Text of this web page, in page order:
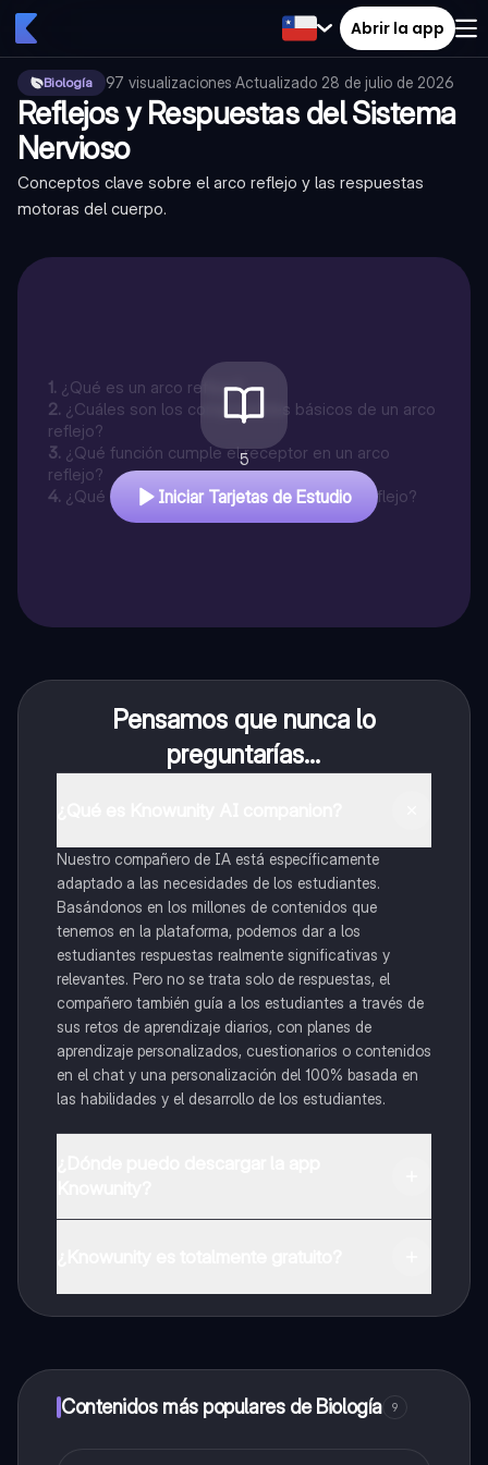
Abrir la app
Biología 97 visualizaciones·Actualizado 28 de julio de 2026
Reflejos y Respuestas del Sistema
Nervioso
Conceptos clave sobre el arco reflejo y las respuestas
motoras del cuerpo.
1. ¿Qué es un arco reflejo?
2. ¿Cuáles son los componentes básicos de un arco
reflejo?
3. ¿Qué función cumple el receptor en un arco
reflejo?
4. ¿Qué tipo de respuesta genera un arco reflejo?
5
Iniciar Tarjetas de Estudio
Pensamos que nunca lo
preguntarías...
Nuestro compañero de IA está específicamente
adaptado a las necesidades de los estudiantes.
Basándonos en los millones de contenidos que
tenemos en la plataforma, podemos dar a los
estudiantes respuestas realmente significativas y
relevantes. Pero no se trata solo de respuestas, el
compañero también guía a los estudiantes a través de
sus retos de aprendizaje diarios, con planes de
aprendizaje personalizados, cuestionarios o contenidos
en el chat y una personalización del 100% basada en
las habilidades y el desarrollo de los estudiantes.
a determinadas funciones.
Contenidos más populares de Biología 9